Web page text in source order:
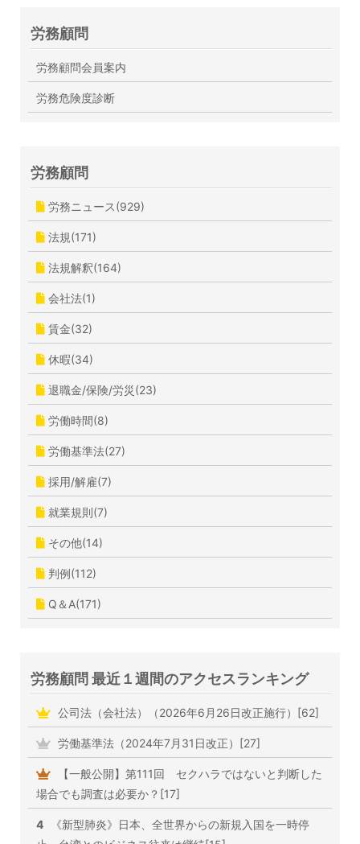
労務顧問
労務顧問会員案内
労務危険度診断
労務顧問
労務ニュース(929)
法規(171)
法規解釈(164)
会社法(1)
賃金(32)
休暇(34)
退職金/保険/労災(23)
労働時間(8)
労働基準法(27)
採用/解雇(7)
就業規則(7)
その他(14)
判例(112)
Q＆A(171)
労務顧問 最近１週間のアクセスランキング
公司法（会社法）（2026年6月26日改正施行）[62]
労働基準法（2024年7月31日改正）[27]
【一般公開】第111回 セクハラではないと判断した
場合でも調査は必要か？[17]
4
《新型肺炎》日本、全世界からの新規入国を一時停